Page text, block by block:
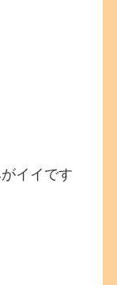
イイです